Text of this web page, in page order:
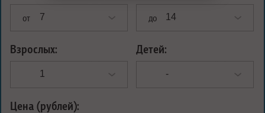
от до
Взрослых: Детей:
Цена (рублей):